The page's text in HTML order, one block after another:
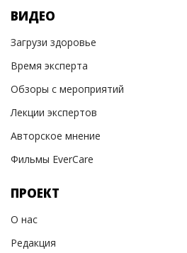
ВИДЕО
Загрузи здоровье
Время эксперта
Обзоры с мероприятий
Лекции экспертов
Авторское мнение
Фильмы EverCare
ПРОЕКТ
О нас
Редакция